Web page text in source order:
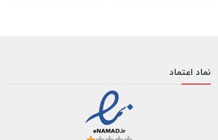
نماد اعتماد